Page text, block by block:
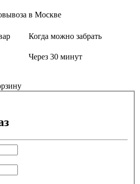
в Москве
Когда можно забрать
Через 30 минут